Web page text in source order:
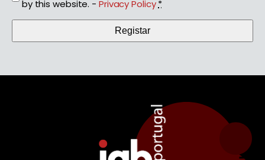
by this website. - Privacy Policy*